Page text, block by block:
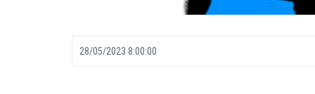
28/05/2023 8:00:00